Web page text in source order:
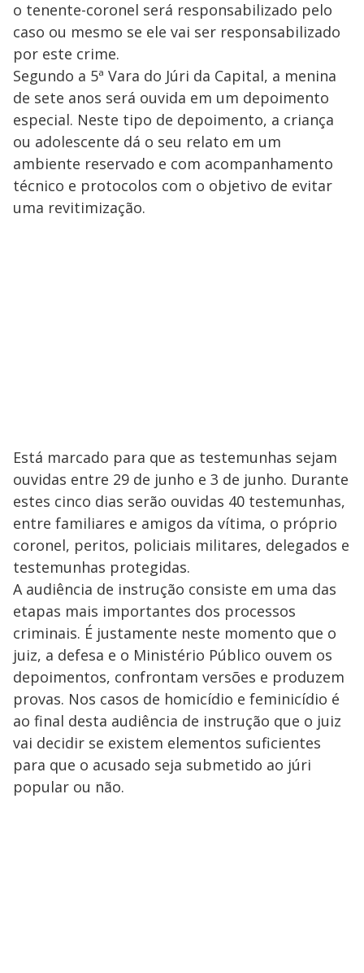
o tenente-coronel será responsabilizado pelo
caso ou mesmo se ele vai ser responsabilizado
por este crime.
Segundo a 5ª Vara do Júri da Capital, a menina
de sete anos será ouvida em um depoimento
especial. Neste tipo de depoimento, a criança
ou adolescente dá o seu relato em um
ambiente reservado e com acompanhamento
técnico e protocolos com o objetivo de evitar
uma revitimização.
Está marcado para que as testemunhas sejam
ouvidas entre 29 de junho e 3 de junho. Durante
estes cinco dias serão ouvidas 40 testemunhas,
entre familiares e amigos da vítima, o próprio
coronel, peritos, policiais militares, delegados e
testemunhas protegidas.
A audiência de instrução consiste em uma das
etapas mais importantes dos processos
criminais. É justamente neste momento que o
juiz, a defesa e o Ministério Público ouvem os
depoimentos, confrontam versões e produzem
provas. Nos casos de homicídio e feminicídio é
ao final desta audiência de instrução que o juiz
vai decidir se existem elementos suficientes
para que o acusado seja submetido ao júri
popular ou não.